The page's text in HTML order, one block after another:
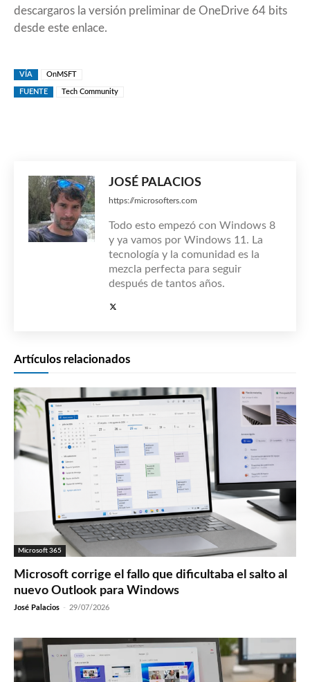
descargaros la versión preliminar de OneDrive 64 bits
desde este enlace.
VÍA OnMSFT
FUENTE Tech Community
JOSÉ PALACIOS
https://microsofters.com
Todo esto empezó con Windows 8
y ya vamos por Windows 11. La
tecnología y la comunidad es la
mezcla perfecta para seguir
después de tantos años.
Artículos relacionados
Microsoft 365
Microsoft corrige el fallo que dificultaba el salto al
nuevo Outlook para Windows
José Palacios - 29/07/2026